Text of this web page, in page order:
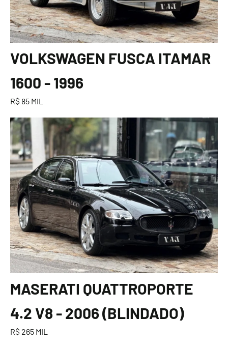
VOLKSWAGEN FUSCA ITAMAR
1600 - 1996
R$ 85 MIL
MASERATI QUATTROPORTE
4.2 V8 - 2006 (BLINDADO)
R$ 265 MIL